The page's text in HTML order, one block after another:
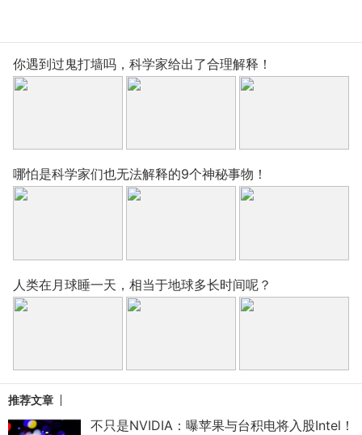
你遇到过鬼打墙吗，科学家给出了合理解释！
哪怕是科学家们也无法解释的9个神秘事物！
人类在月球睡一天，相当于地球多长时间呢？
推荐文章
不只是NVIDIA：曝苹果与台积电将入股Intel！